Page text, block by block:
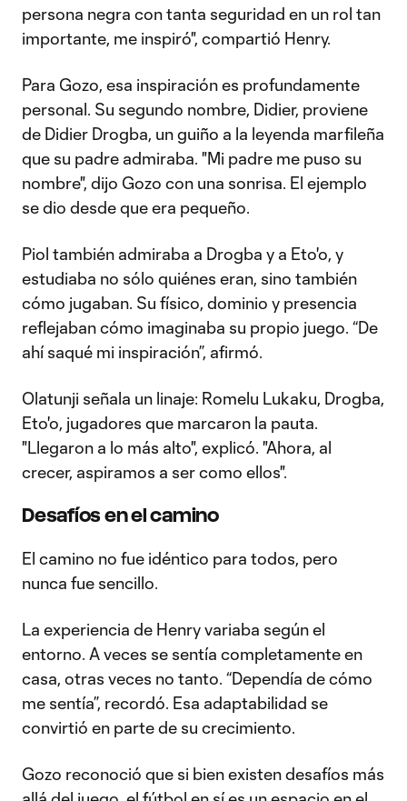
persona negra con tanta seguridad en un rol tan
importante, me inspiró", compartió Henry.
Para Gozo, esa inspiración es profundamente
personal. Su segundo nombre, Didier, proviene
de Didier Drogba, un guiño a la leyenda marfileña
que su padre admiraba. "Mi padre me puso su
nombre", dijo Gozo con una sonrisa. El ejemplo
se dio desde que era pequeño.
Piol también admiraba a Drogba y a Eto'o, y
estudiaba no sólo quiénes eran, sino también
cómo jugaban. Su físico, dominio y presencia
reflejaban cómo imaginaba su propio juego. “De
ahí saqué mi inspiración”, afirmó.
Olatunji señala un linaje: Romelu Lukaku, Drogba,
Eto'o, jugadores que marcaron la pauta.
"Llegaron a lo más alto", explicó. "Ahora, al
crecer, aspiramos a ser como ellos".
Desafíos en el camino
El camino no fue idéntico para todos, pero
nunca fue sencillo.
La experiencia de Henry variaba según el
entorno. A veces se sentía completamente en
casa, otras veces no tanto. “Dependía de cómo
me sentía”, recordó. Esa adaptabilidad se
convirtió en parte de su crecimiento.
Gozo reconoció que si bien existen desafíos más